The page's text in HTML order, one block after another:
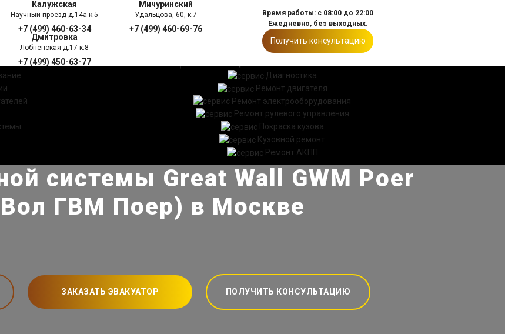
Калужская
Научный проезд д.14а к.5
+7 (499) 460-63-34
Мичуринский
Удальцова, 60, к.7
+7 (499) 460-69-76
Дмитровка
Лобненская д.17 к.8
+7 (499) 450-63-77
Время работы: с 08:00 до 22:00
Ежедневно, без выходных.
Получить консультацию
ПРАЙС ЛИСТ
Диагностика
Ремонт двигателя
Ремонт электрооборудования
Ремонт рулевого управления
Покраска кузова
Кузовной ремонт
Ремонт АКПП
системы Great Wall GWM Poer
Вол ГВМ Поер) в Москве
ЗАКАЗАТЬ ЭВАКУАТОР ПОЛУЧИТЬ КОНСУЛЬТАЦИЮ